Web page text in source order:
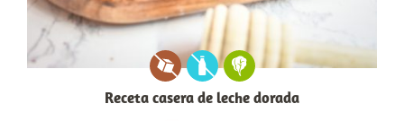
Receta casera de leche dorada